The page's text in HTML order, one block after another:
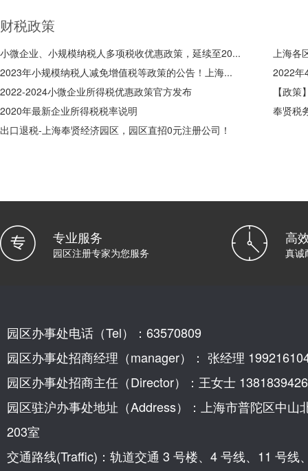
财税政策
小微企业、小规模纳税人多项税收优惠政策，延续至20...
上海各
2023年小规模纳税人减免增值税等政策的公告！上海...
2022年
2022-2024小微企业所得税优惠政策官方发布
【政
2020年最新企业所得税税率说明
奉贤税
出口退税-上海奉贤经济园区，园区直招0元注册公司！
专业服务
园区注册专家为您服务
高
真诚
园区办事处电话（Tel）：63570809
园区办事处招商经理（manager）： 张经理
园区办事处招商主任（Director）：王女士
园区驻沪办事处地址（Address）：上海市普陀区中山
203室
交通路线(Traffic)：轨道交通 3 号楼、4 号线、11 号线